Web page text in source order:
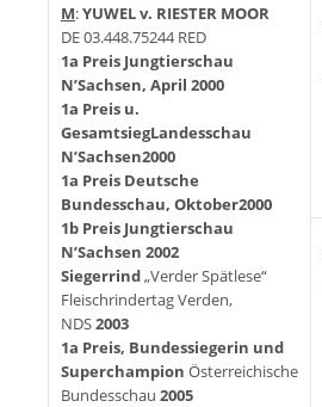
M:YUWEL v. RIESTER MOOR
DE 03.448.75244 RED
1a Preis Jungtierschau
N’Sachsen, April 2000
1a Preis u.
GesamtsiegLandesschau
N’Sachsen2000
1a Preis Deutsche
Bundesschau, Oktober2000
1b Preis Jungtierschau
N’Sachsen 2002
Siegerrind„Verder Spätlese“
Fleischrindertag Verden,
NDS2003
1a Preis, Bundessiegerin und
Superchampion Österreichische
Bundesschau 2005